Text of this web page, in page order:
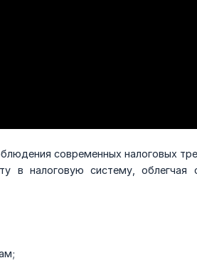
современных налоговых
в налоговую систему, облегчая